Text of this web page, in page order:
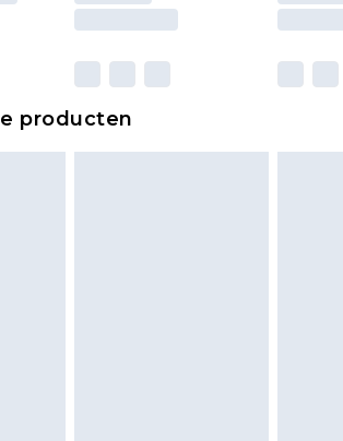
en in de originele, ongeopende
producten